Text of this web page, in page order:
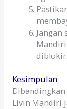
Jangan
diblokir.
Kesimpulan
Dibandingkan
Livin Mandiri